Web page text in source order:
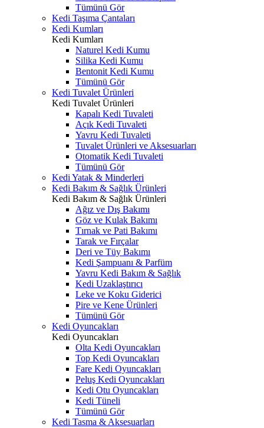
Tümünü Gör
Kedi Taşıma Çantaları
Kedi Kumları
Kedi Kumları
Naturel Kedi Kumu
Silika Kedi Kumu
Bentonit Kedi Kumu
Tümünü Gör
Kedi Tuvalet Ürünleri
Kedi Tuvalet Ürünleri
Kapalı Kedi Tuvaleti
Açık Kedi Tuvaleti
Yavru Kedi Tuvaleti
Tuvalet Ürünleri ve Aksesuarları
Otomatik Kedi Tuvaleti
Tümünü Gör
Kedi Yatak & Minderleri
Kedi Bakım & Sağlık Ürünleri
Kedi Bakım & Sağlık Ürünleri
Ağız ve Dış Bakımı
Göz ve Kulak Bakımı
Tırnak ve Pati Bakımı
Tarak ve Fırçalar
Deri ve Tüy Bakımı
Kedi Şampuanı & Parfüm
Yavru Kedi Bakım & Sağlık
Kedi Uzaklaştırıcı
Leke ve Koku Giderici
Pire ve Kene Ürünleri
Tümünü Gör
Kedi Oyuncakları
Kedi Oyuncakları
Olta Kedi Oyuncakları
Top Kedi Oyuncakları
Fare Kedi Oyuncakları
Peluş Kedi Oyuncakları
Kedi Otu Oyuncakları
Kedi Tüneli
Tümünü Gör
Kedi Tasma & Aksesuarları